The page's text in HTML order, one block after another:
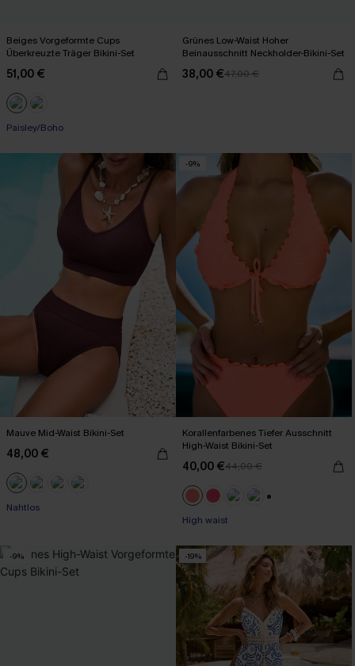
Beiges Vorgeformte Cups
Überkreuzte Träger Bikini-Set
51,00 €
Paisley/Boho
Grünes Low-Waist Hoher
Beinausschnitt Neckholder-Bikini-Set
38,00 €47,00 €
Mauve Mid-Waist Bikini-Set
48,00 €
Nahtlos
-9%
Korallenfarbenes Tiefer Ausschnitt
High-Waist Bikini-Set
40,00 €44,00 €
High waist
-9% -19%